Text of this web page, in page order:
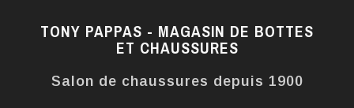
TONY PAPPAS - MAGASIN DE BOTTES
ET CHAUSSURES
Salon de chaussures depuis 1900